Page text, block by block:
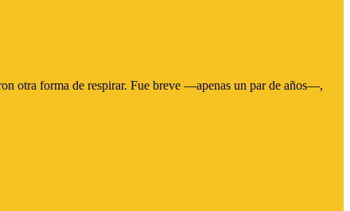
otra forma de respirar. Fue breve —apenas un par de años—,